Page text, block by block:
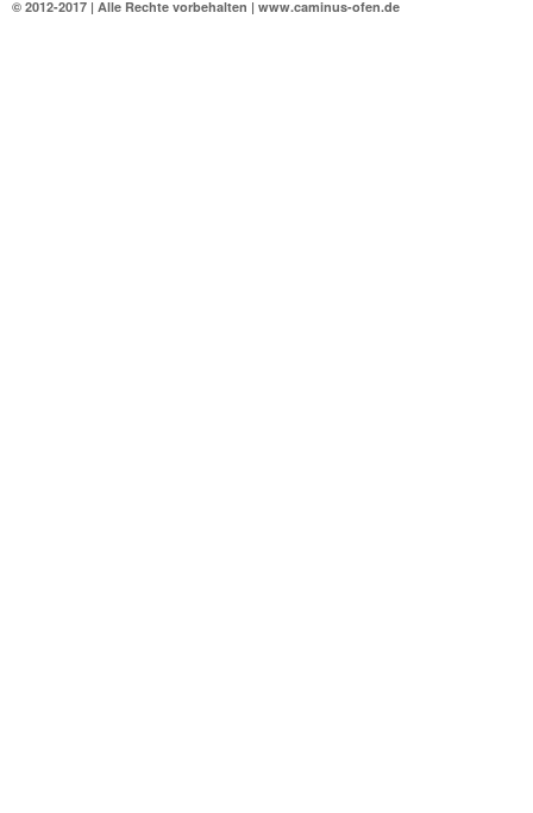
© 2012-2017 | Alle Rechte vorbehalten | www.caminus-ofen.de